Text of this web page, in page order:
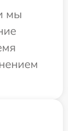
мы